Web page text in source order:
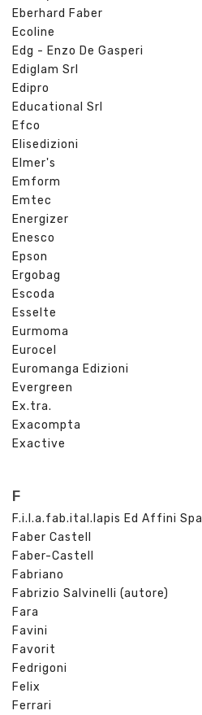
Eberhard Faber
Ecoline
Edg - Enzo De Gasperi
Ediglam Srl
Edipro
Educational Srl
Efco
Elisedizioni
Elmer's
Emform
Emtec
Energizer
Enesco
Epson
Ergobag
Escoda
Esselte
Eurmoma
Eurocel
Euromanga Edizioni
Evergreen
Ex.tra.
Exacompta
Exactive
F
F.i.l.a.fab.ital.lapis Ed Affini Spa
Faber Castell
Faber-Castell
Fabriano
Fabrizio Salvinelli (autore)
Fara
Favini
Favorit
Fedrigoni
Felix
Ferrari